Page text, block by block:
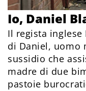
Io, Daniel
Il regista inglese
di Daniel, uomo
sussidio che
madre di due
pastoie